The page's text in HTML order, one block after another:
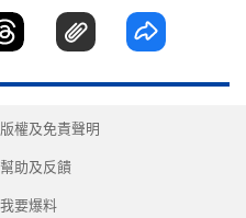
版權及免責聲明
幫助及反饋
我要爆料